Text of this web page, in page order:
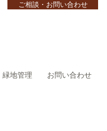
ご相談・お問い合わせ
緑地管理 お問い合わせ